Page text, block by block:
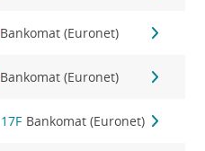
Bankomat (Euronet)
Bankomat (Euronet)
Bankomat (Euronet)